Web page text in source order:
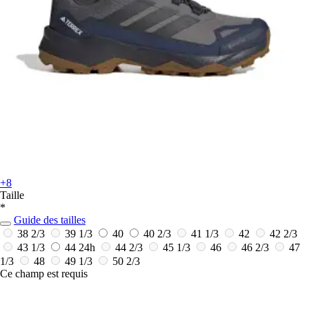
+8
Taille
*
Guide des tailles
38 2/3
39 1/3 40 40 2/3 41 1/3 42
42 2/3
43 1/3
44 24h 44 2/3 45 1/3 46 46 2/3
47
1/3
48 49 1/3
50 2/3
Ce champ est requis